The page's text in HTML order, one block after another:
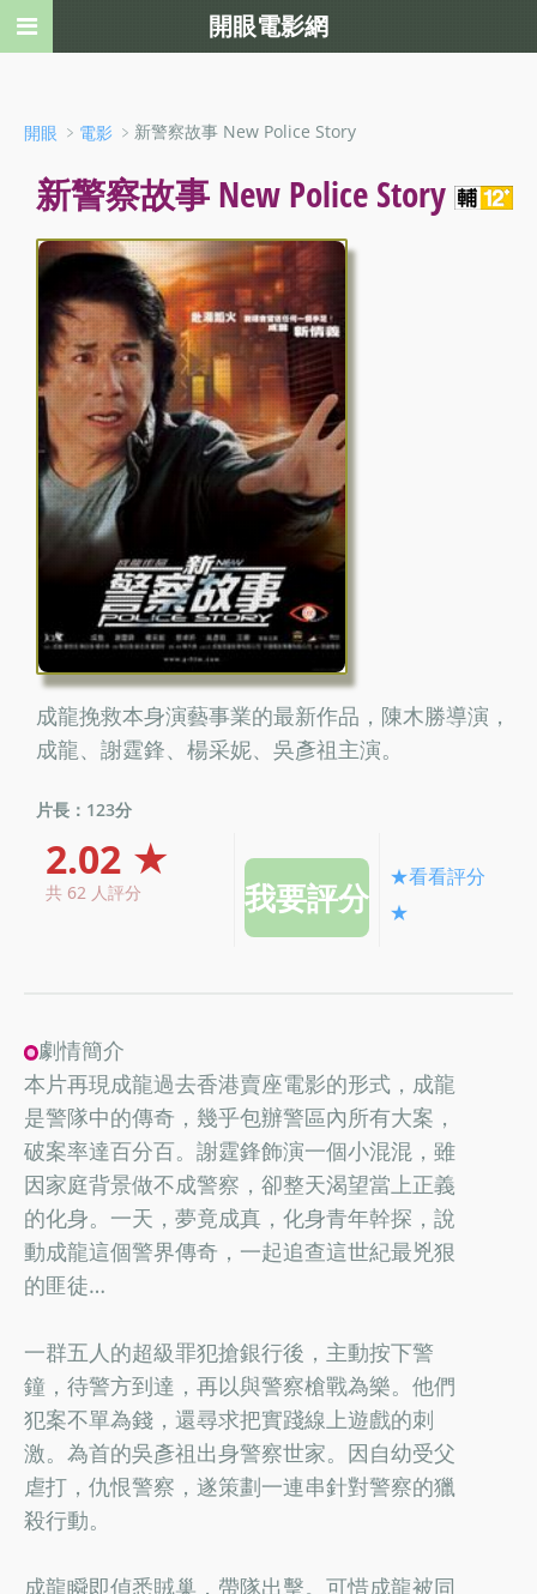
開眼 ﹥ 電影 ﹥新警察故事 New Police Story
新警察故事 New Police Story
成龍挽救本身演藝事業的最新作品，陳木勝導演，
成龍、謝霆鋒、楊采妮、吳彥祖主演。
片長：123分
2.02 ★
共 62 人評分
★看看評分
★
劇情簡介
本片再現成龍過去香港賣座電影的形式，成龍
是警隊中的傳奇，幾乎包辦警區內所有大案，
破案率達百分百。謝霆鋒飾演一個小混混，雖
因家庭背景做不成警察，卻整天渴望當上正義
的化身。一天，夢竟成真，化身青年幹探，說
動成龍這個警界傳奇，一起追查這世紀最兇狠
的匪徒…
一群五人的超級罪犯搶銀行後，主動按下警
鐘，待警方到達，再以與警察槍戰為樂。他們
犯案不單為錢，還尋求把實踐線上遊戲的刺
激。為首的吳彥祖出身警察世家。因自幼受父
虐打，仇恨警察，遂策劃一連串針對警察的獵
殺行動。
成龍瞬即偵悉賊巢，帶隊出擊。可惜成龍被同
開眼電影網